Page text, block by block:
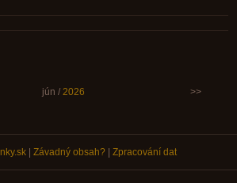
jún / 2026 >>
| Závadný obsah?| Zpracování dat